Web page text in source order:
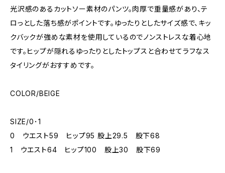
光沢感のあるカットソー素材のパンツ。肉厚で重量感があり、テ
ロっとした落ち感がポイントです。ゆったりとしたサイズ感で、キッ
クバックが強めな素材を使用しているのでノンストレスな着心地
です。ヒップが隠れるゆったりとしたトップスと合わせてラフなス
タイリングがおすすめです。
COLOR/BEIGE
SIZE/0･1
0 ウエスト59 ヒップ95 股上29.5 股下68
1 ウエスト64 ヒップ100 股上30 股下69